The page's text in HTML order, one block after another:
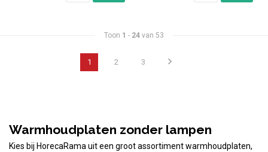
Toon 1 - 24 van 53
1 2 3
Warmhoudplaten zonder lampen
Kies bij HorecaRama uit een groot assortiment warmhoudplaten,